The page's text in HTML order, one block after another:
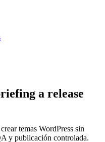
a release
temas WordPress sin
y publicación controlada.